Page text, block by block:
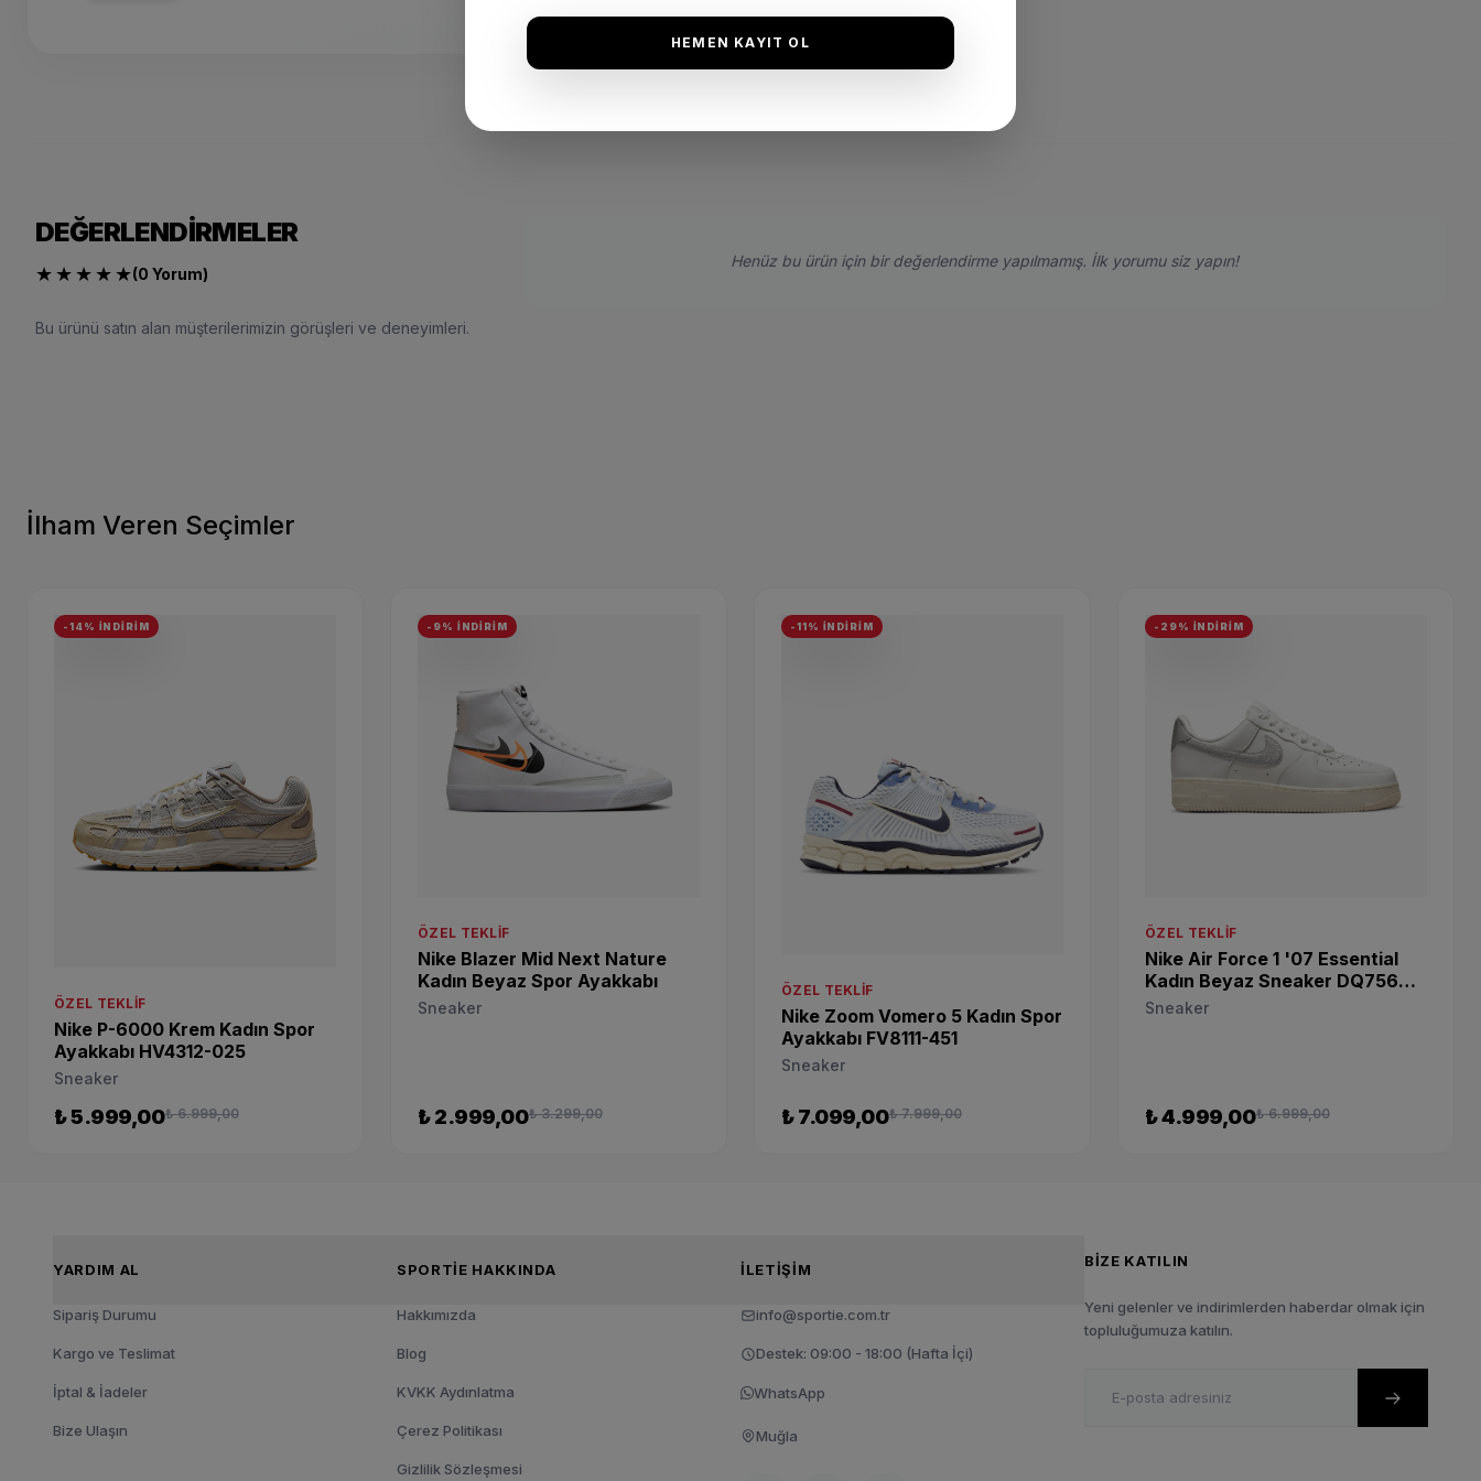
DEĞERLENDIRMELER
★★★★★(0 Yorum)
Bu ürünü satın alan müşterilerimizin görüşleri ve deneyimleri.
Henüz bu ürün için bir değerlendirme yapılmamış. İlk yorumu siz yapın!
İlham Veren Seçimler
-14% İNDİRİM
ÖZEL TEKLIF
Nike P-6000 Krem Kadın Spor
Ayakkabı HV4312-025
Sneaker
₺ 5.999,00₺ 6.999,00
-9% İNDİRİM
ÖZEL TEKLIF
Nike Blazer Mid Next Nature
Kadın Beyaz Spor Ayakkabı
Sneaker
₺ 2.999,00₺ 3.299,00
-11% İNDİRİM
ÖZEL TEKLIF
Nike Zoom Vomero 5 Kadın Spor
Ayakkabı FV8111-451
Sneaker
₺ 7.099,00₺ 7.999,00
-29% İNDİRİM
ÖZEL TEKLIF
Nike Air Force 1 '07 Essential
Kadın Beyaz Sneaker DQ7569-
100
Sneaker
₺ 4.999,00₺ 6.999,00
YARDIM AL
Sipariş Durumu
Kargo ve Teslimat
İptal & İadeler
Bize Ulaşın
SPORTIE HAKKINDA
Hakkımızda
Blog
KVKK Aydınlatma
Çerez Politikası
Gizlilik Sözleşmesi
İLETIŞIM
info@sportie.com.tr
Destek: 09:00 - 18:00 (Hafta İçi)
WhatsApp
Muğla
BIZE KATILIN
Yeni gelenler ve indirimlerden haberdar olmak için
topluluğumuza katılın.
HEMEN KAYIT OL